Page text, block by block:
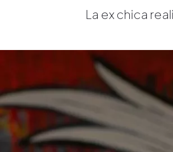
La ex chica